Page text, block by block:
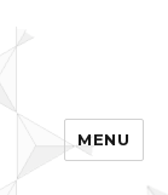
MENU